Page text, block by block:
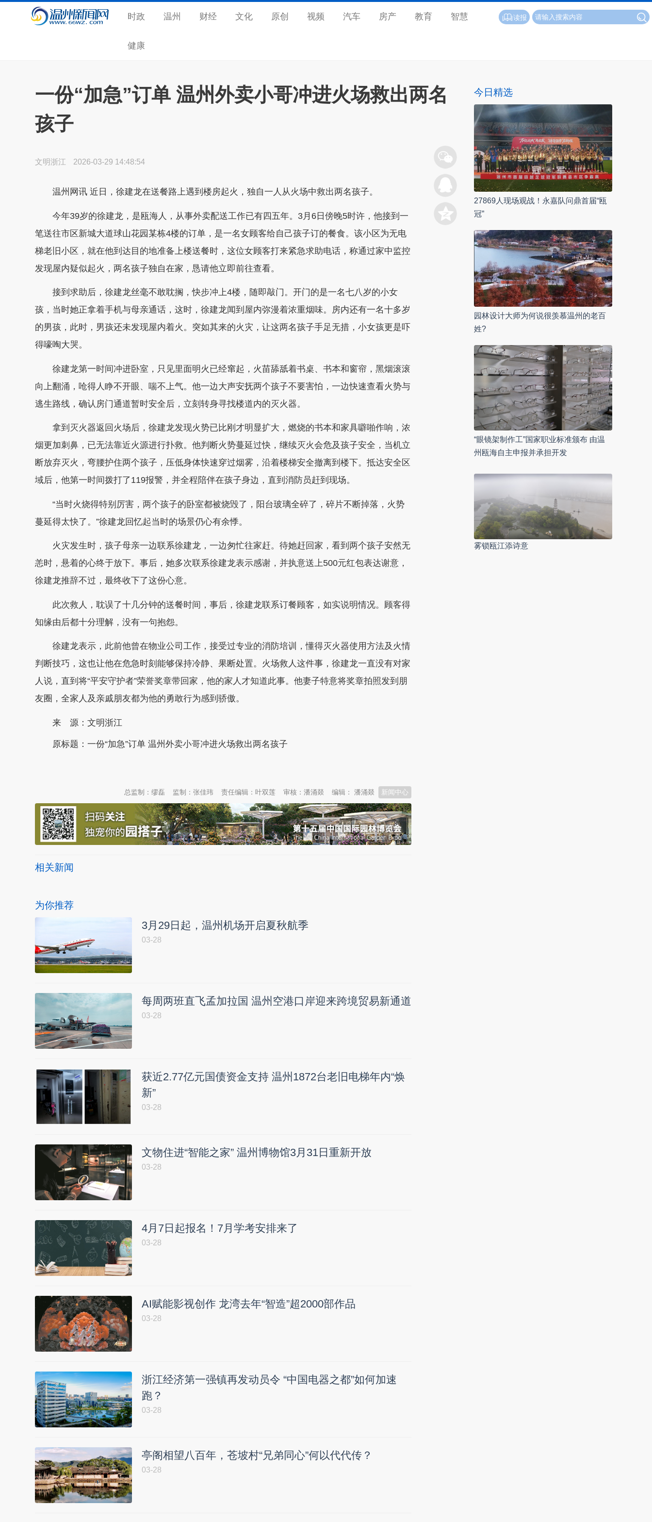
时政 温州 财经 文化 原创 视频 汽车 房产 教育 智慧
健康
读报
一份“加急”订单 温州外卖小哥冲进火场救出两名
孩子
文明浙江 2026-03-29 14:48:54
温州网讯 近日，徐建龙在送餐路上遇到楼房起火，独自一人从火场中救出两名孩子。
今年39岁的徐建龙，是瓯海人，从事外卖配送工作已有四五年。3月6日傍晚5时许，他接到一
笔送往市区新城大道球山花园某栋4楼的订单，是一名女顾客给自己孩子订的餐食。该小区为无电
梯老旧小区，就在他到达目的地准备上楼送餐时，这位女顾客打来紧急求助电话，称通过家中监控
发现屋内疑似起火，两名孩子独自在家，恳请他立即前往查看。
接到求助后，徐建龙丝毫不敢耽搁，快步冲上4楼，随即敲门。开门的是一名七八岁的小女
孩，当时她正拿着手机与母亲通话，这时，徐建龙闻到屋内弥漫着浓重烟味。房内还有一名十多岁
的男孩，此时，男孩还未发现屋内着火。突如其来的火灾，让这两名孩子手足无措，小女孩更是吓
得嚎啕大哭。
徐建龙第一时间冲进卧室，只见里面明火已经窜起，火苗舔舐着书桌、书本和窗帘，黑烟滚滚
向上翻涌，呛得人睁不开眼、喘不上气。他一边大声安抚两个孩子不要害怕，一边快速查看火势与
逃生路线，确认房门通道暂时安全后，立刻转身寻找楼道内的灭火器。
拿到灭火器返回火场后，徐建龙发现火势已比刚才明显扩大，燃烧的书本和家具噼啪作响，浓
烟更加刺鼻，已无法靠近火源进行扑救。他判断火势蔓延过快，继续灭火会危及孩子安全，当机立
断放弃灭火，弯腰护住两个孩子，压低身体快速穿过烟雾，沿着楼梯安全撤离到楼下。抵达安全区
域后，他第一时间拨打了119报警，并全程陪伴在孩子身边，直到消防员赶到现场。
“当时火烧得特别厉害，两个孩子的卧室都被烧毁了，阳台玻璃全碎了，碎片不断掉落，火势
蔓延得太快了。”徐建龙回忆起当时的场景仍心有余悸。
火灾发生时，孩子母亲一边联系徐建龙，一边匆忙往家赶。待她赶回家，看到两个孩子安然无
恙时，悬着的心终于放下。事后，她多次联系徐建龙表示感谢，并执意送上500元红包表达谢意，
徐建龙推辞不过，最终收下了这份心意。
此次救人，耽误了十几分钟的送餐时间，事后，徐建龙联系订餐顾客，如实说明情况。顾客得
知缘由后都十分理解，没有一句抱怨。
徐建龙表示，此前他曾在物业公司工作，接受过专业的消防培训，懂得灭火器使用方法及火情
判断技巧，这也让他在危急时刻能够保持冷静、果断处置。火场救人这件事，徐建龙一直没有对家
人说，直到将“平安守护者”荣誉奖章带回家，他的家人才知道此事。他妻子特意将奖章拍照发到朋
友圈，全家人及亲戚朋友都为他的勇敢行为感到骄傲。
来 源：文明浙江
原标题： 一份“加急”订单 温州外卖小哥冲进火场救出两名孩子
新闻中心
编辑： 潘涌燚
审核：潘涌燚
责任编辑：叶双莲
监制：张佳玮
总监制：缪磊
相关新闻
为你推荐
3月29日起，温州机场开启夏秋航季
03-28
每周两班直飞孟加拉国 温州空港口岸迎来跨境贸易新通道
03-28
获近2.77亿元国债资金支持 温州1872台老旧电梯年内“焕
新”
03-28
文物住进“智能之家” 温州博物馆3月31日重新开放
03-28
4月7日起报名！7月学考安排来了
03-28
AI赋能影视创作 龙湾去年“智造”超2000部作品
03-28
浙江经济第一强镇再发动员令 “中国电器之都”如何加速
跑？
03-28
亭阁相望八百年，苍坡村“兄弟同心”何以代代传？
03-28
今日精选
27869人现场观战！永嘉队问鼎首届“瓯
冠”
园林设计大师为何说很羡慕温州的老百
姓?
“眼镜架制作工”国家职业标准颁布 由温
州瓯海自主申报并承担开发
雾锁瓯江添诗意